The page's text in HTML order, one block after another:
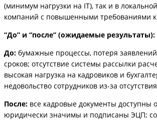
(минимум нагрузки на IT), так и в
компаний с повышенными требованиями к
“До” и “после” (ожидаемые результаты):
До: бумажные процессы, потеря
сроков; отсутствие системы рассылки
высокая нагрузка на кадровиков и
недовольство сотрудников из-за
После: все кадровые документы доступны
юридически значимы и подписаны ЭЦП;